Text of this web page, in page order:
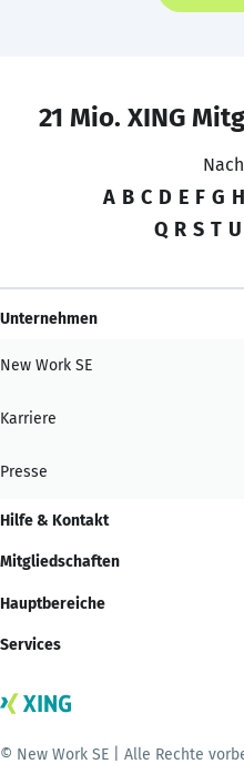
21 Mio. XING
A B C D E F G H
Q R S T U
Unternehmen
New Work SE
Karriere
Presse
Hilfe & Kontakt
Mitgliedschaften
Hauptbereiche
Services
© New Work SE | Alle Rechte